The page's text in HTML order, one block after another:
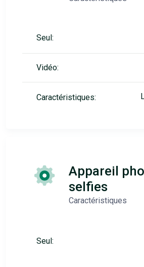
Seul:
Vidéo:
Caractéristiques:
Appareil
selfies
Caractéristiques
Seul: